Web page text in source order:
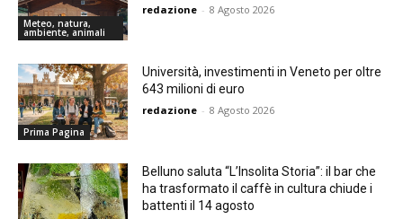
Meteo, natura,
ambiente, animali
redazione - 8 Agosto 2026
Prima Pagina
Università, investimenti in Veneto per oltre
643 milioni di euro
redazione - 8 Agosto 2026
Belluno saluta “L’Insolita Storia”: il bar che
ha trasformato il caffè in cultura chiude i
battenti il 14 agosto